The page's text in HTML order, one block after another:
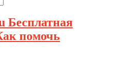
Бесплатная
помочь